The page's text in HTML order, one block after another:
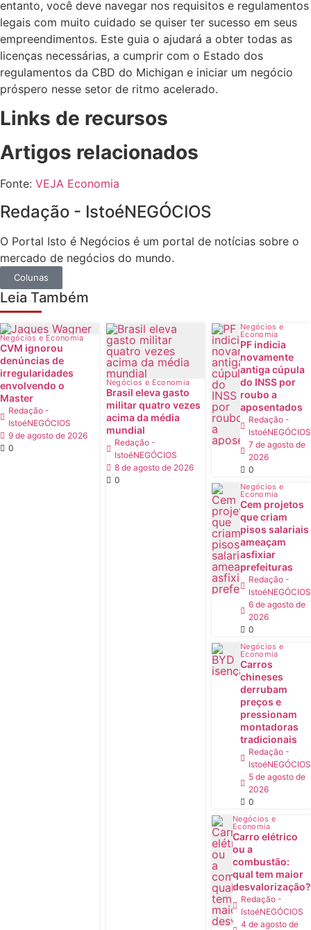
entanto, você deve navegar nos requisitos e regulamentos
legais com muito cuidado se quiser ter sucesso em seus
empreendimentos. Este guia o ajudará a obter todas as
licenças necessárias, a cumprir com o Estado dos
regulamentos da CBD do Michigan e iniciar um negócio
próspero nesse setor de ritmo acelerado.
Links de recursos
Artigos relacionados
Fonte: VEJA Economia
Redação - IstoéNEGÓCIOS
O Portal Isto é Negócios é um portal de notícias sobre o
mercado de negócios do mundo.
Colunas
Leia Também
Negócios e Economia
CVM ignorou
denúncias de
irregularidades
envolvendo o
Master
Redação -
IstoéNEGÓCIOS
9 de agosto de 2026
0
Negócios e Economia
Brasil eleva gasto
militar quatro vezes
acima da média
mundial
Redação -
IstoéNEGÓCIOS
8 de agosto de 2026
0
Negócios e
Economia
PF indicia
novamente
antiga cúpula
do INSS por
roubo a
aposentados
Redação -
IstoéNEGÓCIOS
7 de agosto de
2026
0
Negócios e
Economia
Cem projetos
que criam
pisos salariais
ameaçam
asfixiar
prefeituras
Redação -
IstoéNEGÓCIOS
6 de agosto de
2026
0
Negócios e
Economia
Carros
chineses
derrubam
preços e
pressionam
montadoras
tradicionais
Redação -
IstoéNEGÓCIOS
5 de agosto de
2026
0
Negócios e
Economia
Carro elétrico
ou a
combustão:
qual tem maior
desvalorização?
Redação -
IstoéNEGÓCIOS
4 de agosto de